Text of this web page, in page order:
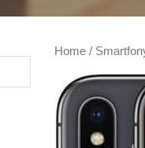
Home /